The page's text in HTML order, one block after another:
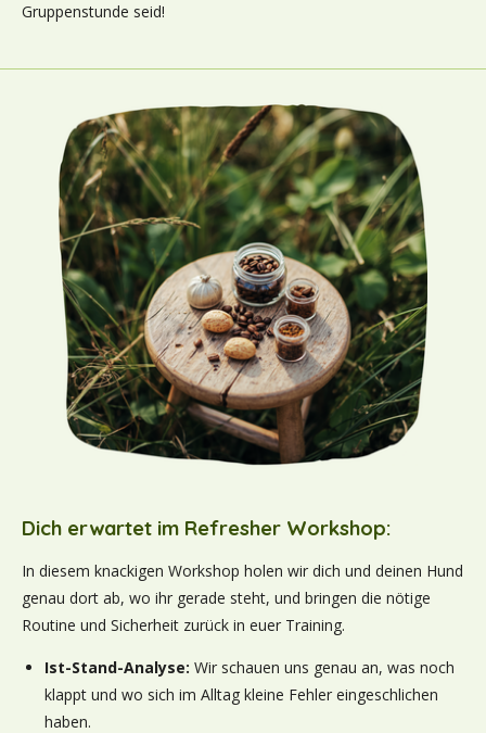
Gruppenstunde seid!
Dich erwartet im Refresher Workshop:
In diesem knackigen Workshop holen wir dich und deinen Hund
genau dort ab, wo ihr gerade steht, und bringen die nötige
Routine und Sicherheit zurück in euer Training.
Ist-Stand-Analyse: Wir schauen uns genau an, was noch
klappt und wo sich im Alltag kleine Fehler eingeschlichen
haben.